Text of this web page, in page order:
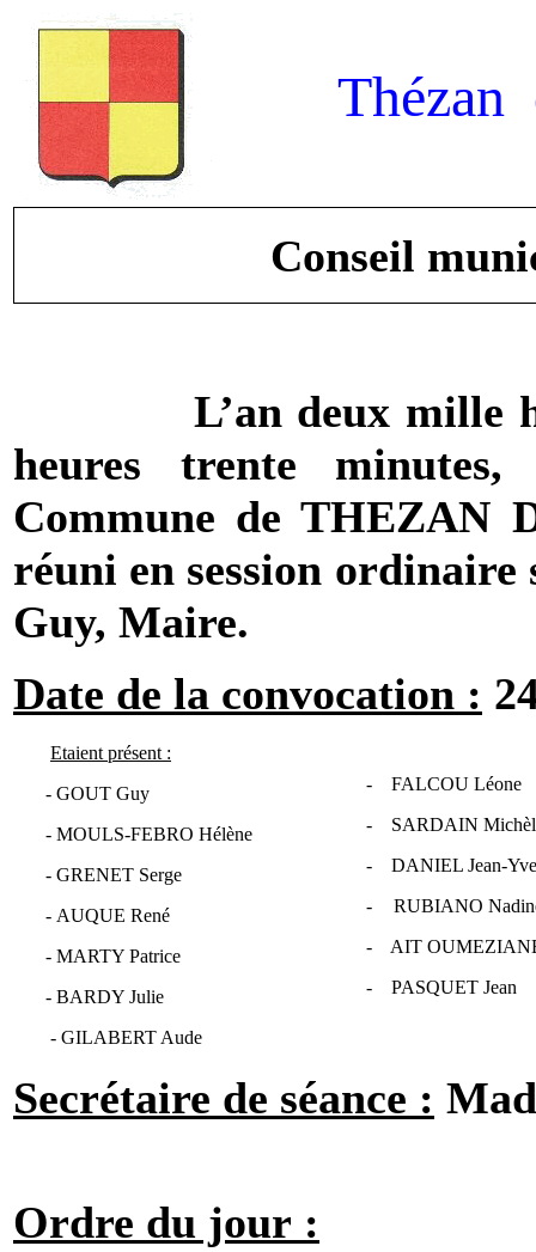
Thézan
Conseil
L’an deux
heures trente
Commune de THEZAN
réuni en session
Guy, Maire.
Date de la convocation :
Etaient présent :
- GOUT Guy
- MOULS-FEBRO Hélène
- GRENET Serge
- AUQUE René
- MARTY Patrice
- BARDY Julie
- GILABERT Aude
-
FALCOU Léone
-
SARDAIN
-
DANIEL Jean-
-
RUBIANO
-
AIT
-
PASQUET Jean
Secrétaire de séance :
Ordre du jour :